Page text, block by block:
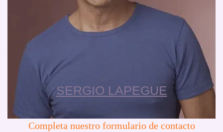
SERGIO LAPEGUE
Completa nuestro formulario de contacto